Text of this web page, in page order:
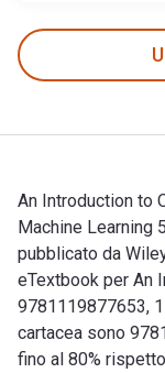
An Introduction to
Machine Learning
pubblicato da
eTextbook per An
9781119877653,
cartacea sono
fino al 80%